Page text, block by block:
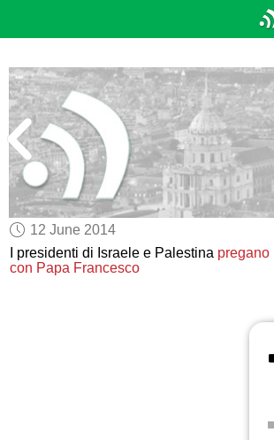
12 June 2014
I presidenti di Israele e Palestina pregano
con Papa Francesco